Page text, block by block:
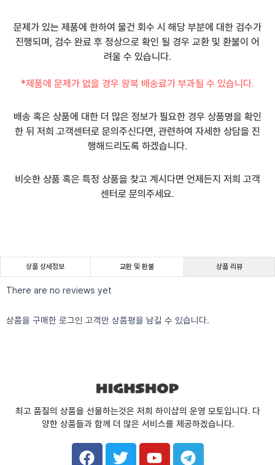
문제가 있는 제품에 한하여 물건 회수 시 해당 부분에 대한 검수가
진행되며, 검수 완료 후 정상으로 확인 될 경우 교환 및 환불이 어
려울 수 있습니다.
*제품에 문제가 없을 경우 왕복 배송료가 부과될 수 있습니다.
배송 혹은 상품에 대한 더 많은 정보가 필요한 경우 상품명을 확인
한 뒤 저희 고객센터로 문의주신다면, 관련하여 자세한 상담을 진
행해드리도록 하겠습니다.
비슷한 상품 혹은 특정 상품을 찾고 계시다면 언제든지 저희 고객
센터로 문의주세요.
상품 상세정보 교환 및 환불 상품 리뷰
There are no reviews yet
상품을 구매한 로그인 고객만 상품평을 남길 수 있습니다.
최고 품질의 상품을 선물하는것은 저희 하이샵의 운영 모토입니다. 다
양한 상품들과 함께 더 많은 서비스를 제공하겠습니다.
F
a
T
w
Y
o
T
e